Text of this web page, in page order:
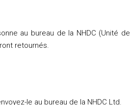
au bureau de la NHDC (Unité
retournés.
le au bureau de la NHDC Ltd.